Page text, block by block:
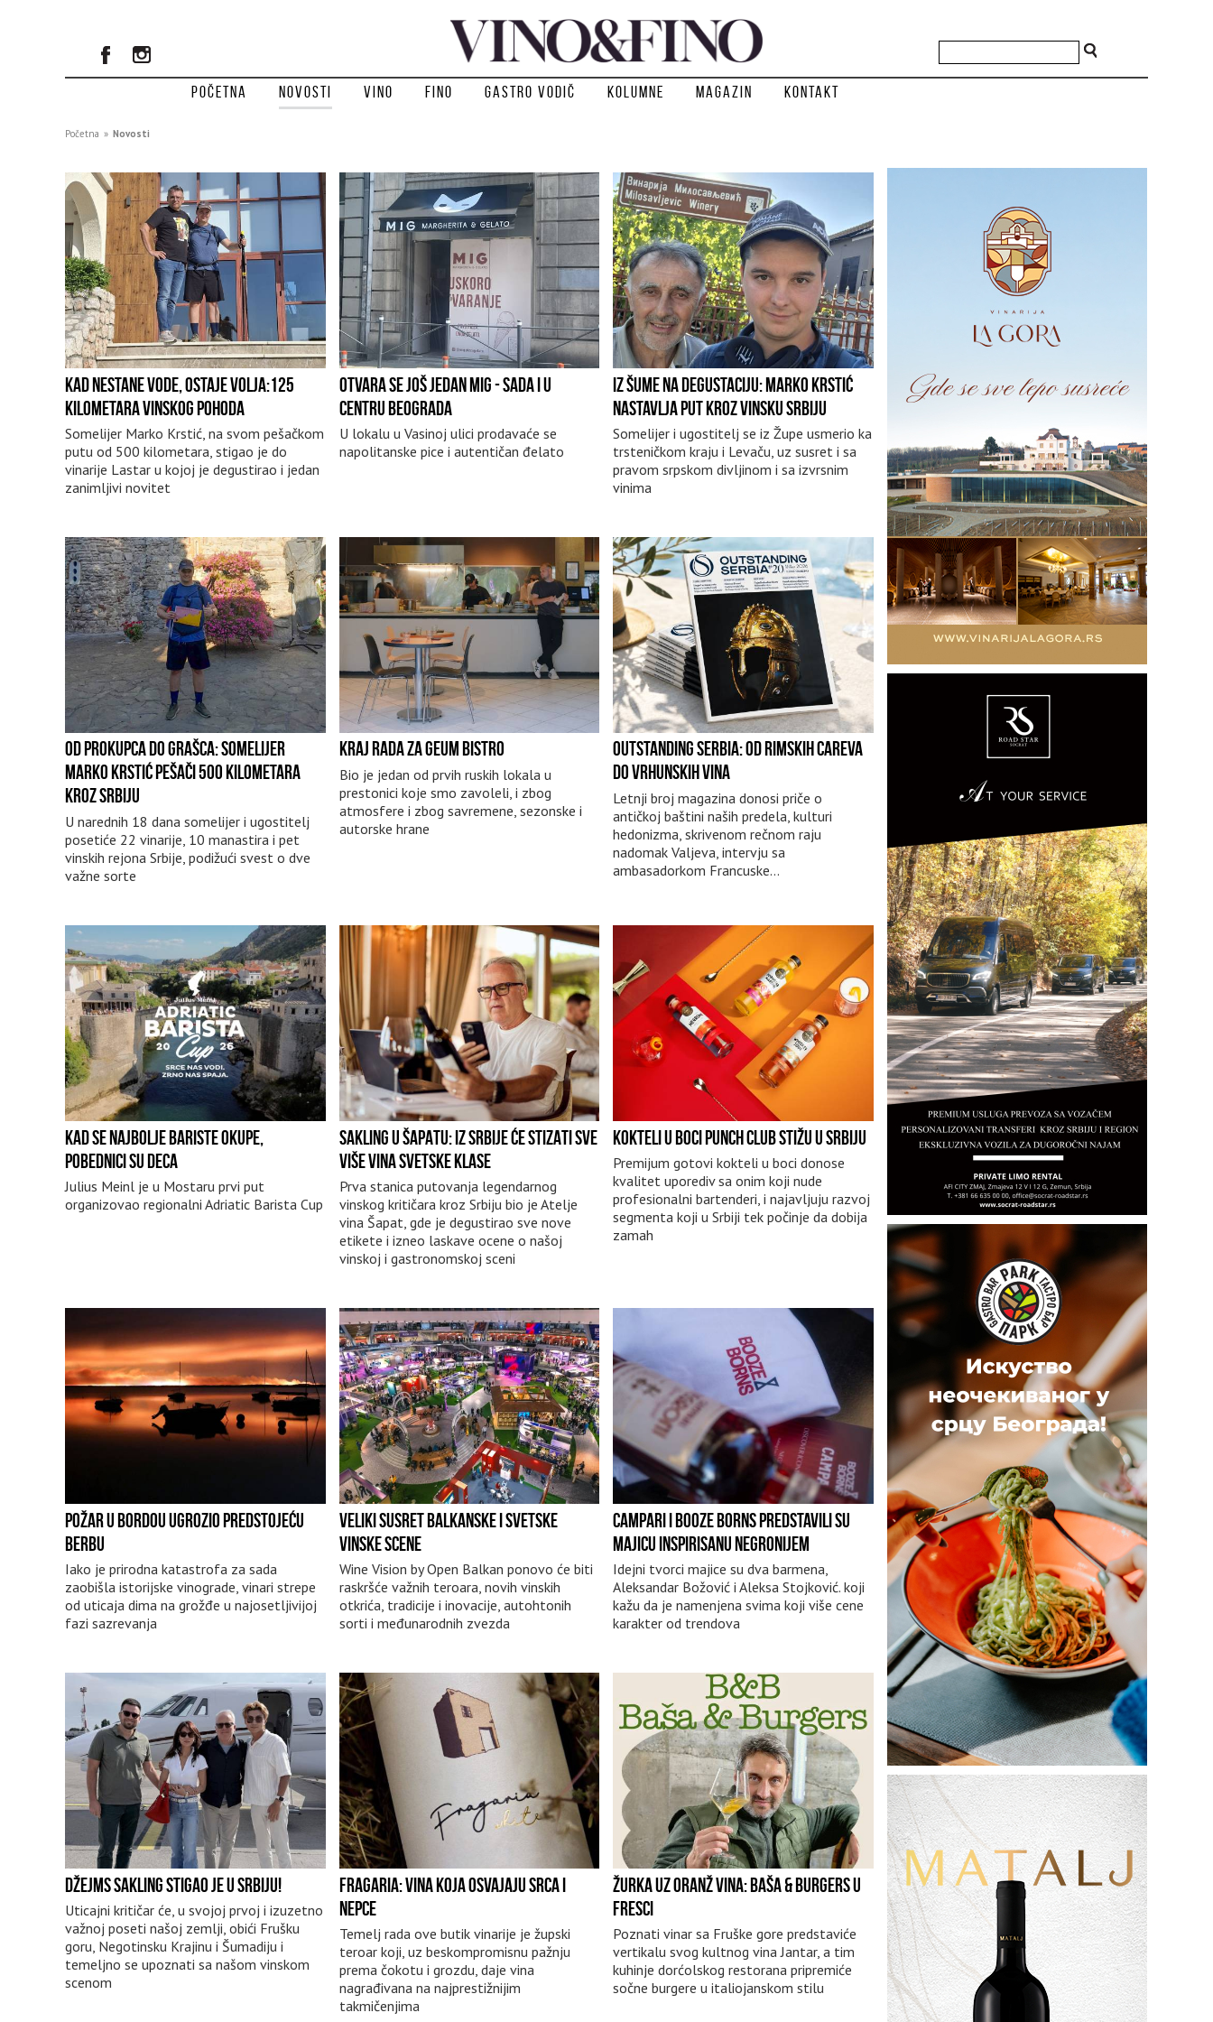
Početna Novosti Vino Fino Gastro vodič Kolumne Magazin Kontakt
Početna » Novosti
KAD NESTANE VODE, OSTAJE VOLJA:125
KILOMETARA VINSKOG POHODA
Somelijer Marko Krstić, na svom pešačkom
putu od 500 kilometara, stigao je do
vinarije Lastar u kojoj je degustirao i jedan
zanimljivi novitet
OTVARA SE JOŠ JEDAN MIG - SADA I U
CENTRU BEOGRADA
U lokalu u Vasinoj ulici prodavaće se
napolitanske pice i autentičan đelato
IZ ŠUME NA DEGUSTACIJU: MARKO KRSTIĆ
NASTAVLJA PUT KROZ VINSKU SRBIJU
Somelijer i ugostitelj se iz Župe usmerio ka
trsteničkom kraju i Levaču, uz susret i sa
pravom srpskom divljinom i sa izvrsnim
vinima
OD PROKUPCA DO GRAŠCA: SOMELIJER
MARKO KRSTIĆ PEŠAČI 500 KILOMETARA
KROZ SRBIJU
U narednih 18 dana somelijer i ugostitelj
posetiće 22 vinarije, 10 manastira i pet
vinskih rejona Srbije, podižući svest o dve
važne sorte
KRAJ RADA ZA GEUM BISTRO
Bio je jedan od prvih ruskih lokala u
prestonici koje smo zavoleli, i zbog
atmosfere i zbog savremene, sezonske i
autorske hrane
OUTSTANDING SERBIA: OD RIMSKIH CAREVA
DO VRHUNSKIH VINA
Letnji broj magazina donosi priče o
antičkoj baštini naših predela, kulturi
hedonizma, skrivenom rečnom raju
nadomak Valjeva, intervju sa
ambasadorkom Francuske...
KAD SE NAJBOLJE BARISTE OKUPE,
POBEDNICI SU DECA
Julius Meinl je u Mostaru prvi put
organizovao regionalni Adriatic Barista Cup
SAKLING U ŠAPATU: IZ SRBIJE ĆE STIZATI SVE
VIŠE VINA SVETSKE KLASE
Prva stanica putovanja legendarnog
vinskog kritičara kroz Srbiju bio je Atelje
vina Šapat, gde je degustirao sve nove
etikete i izneo laskave ocene o našoj
vinskoj i gastronomskoj sceni
KOKTELI U BOCI PUNCH CLUB STIŽU U SRBIJU
Premijum gotovi kokteli u boci donose
kvalitet uporediv sa onim koji nude
profesionalni bartenderi, i najavljuju razvoj
segmenta koji u Srbiji tek počinje da dobija
zamah
POŽAR U BORDOU UGROZIO PREDSTOJEĆU
BERBU
Iako je prirodna katastrofa za sada
zaobišla istorijske vinograde, vinari strepe
od uticaja dima na grožđe u najosetljivijoj
fazi sazrevanja
VELIKI SUSRET BALKANSKE I SVETSKE
VINSKE SCENE
Wine Vision by Open Balkan ponovo će biti
raskršće važnih teroara, novih vinskih
otkrića, tradicije i inovacije, autohtonih
sorti i međunarodnih zvezda
CAMPARI I BOOZE BORNS PREDSTAVILI SU
MAJICU INSPIRISANU NEGRONIJEM
Idejni tvorci majice su dva barmena,
Aleksandar Božović i Aleksa Stojković. koji
kažu da je namenjena svima koji više cene
karakter od trendova
DŽEJMS SAKLING STIGAO JE U SRBIJU!
Uticajni kritičar će, u svojoj prvoj i izuzetno
važnoj poseti našoj zemlji, obići Frušku
goru, Negotinsku Krajinu i Šumadiju i
temeljno se upoznati sa našom vinskom
scenom
FRAGARIA: VINA KOJA OSVAJAJU SRCA I
NEPCE
Temelj rada ove butik vinarije je župski
teroar koji, uz beskompromisnu pažnju
prema čokotu i grozdu, daje vina
nagrađivana na najprestižnijim
takmičenjima
ŽURKA UZ ORANŽ VINA: BAŠA & BURGERS U
FRESCI
Poznati vinar sa Fruške gore predstaviće
vertikalu svog kultnog vina Jantar, a tim
kuhinje dorćolskog restorana pripremiće
sočne burgere u italiojanskom stilu